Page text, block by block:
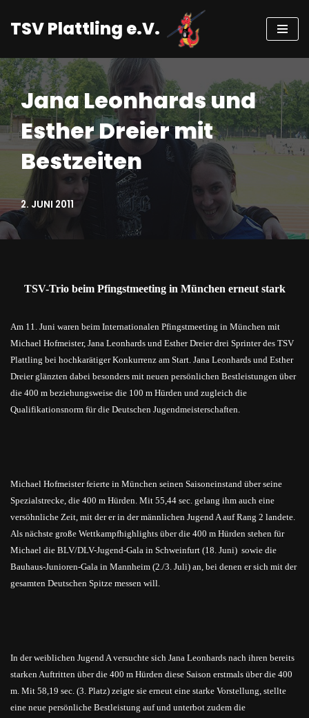
Zum
springen
TSV Plattling e.V.
Jana Leonhards und
Esther Dreier mit
Bestzeiten
2. JUNI 2011
TSV-Trio beim Pfingstmeeting in München erneut stark
Am 11. Juni waren beim Internationalen Pfingstmeeting in München mit
Michael Hofmeister, Jana Leonhards und Esther Dreier drei Sprinter des TSV
Plattling bei hochkarätiger Konkurrenz am Start. Jana Leonhards und Esther
Dreier glänzten dabei besonders mit neuen persönlichen Bestleistungen über
die 400 m beziehungsweise die 100 m Hürden und zugleich die
Qualifikationsnorm für die Deutschen Jugendmeisterschaften.
Michael Hofmeister feierte in München seinen Saisoneinstand über seine
Spezialstrecke, die 400 m Hürden. Mit 55,44 sec. gelang ihm auch eine
versöhnliche Zeit, mit der er in der männlichen Jugend A auf Rang 2 landete.
Als nächste große Wettkampfhighlights über die 400 m Hürden stehen für
Michael die BLV/DLV-Jugend-Gala in Schweinfurt (18. Juni) sowie die
Bauhaus-Junioren-Gala in Mannheim (2./3. Juli) an, bei denen er sich mit der
gesamten Deutschen Spitze messen will.
In der weiblichen Jugend A versuchte sich Jana Leonhards nach ihren bereits
starken Auftritten über die 400 m Hürden diese Saison erstmals über die 400
m. Mit 58,19 sec. (3. Platz) zeigte sie erneut eine starke Vorstellung, stellte
eine neue persönliche Bestleistung auf und unterbot zudem die